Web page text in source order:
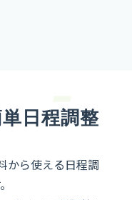
日程調整
から使える日程調